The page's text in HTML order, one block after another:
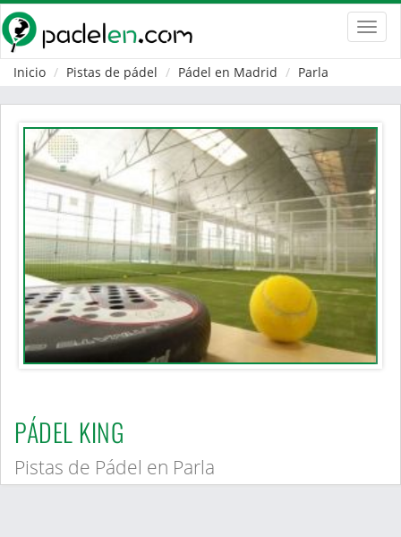
Inicio
Pistas de pádel Pádel en Madrid Parla
PÁDEL KING
Pistas de Pádel en Parla